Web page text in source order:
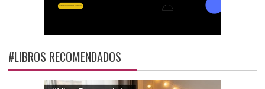
#LIBROS RECOMENDADOS